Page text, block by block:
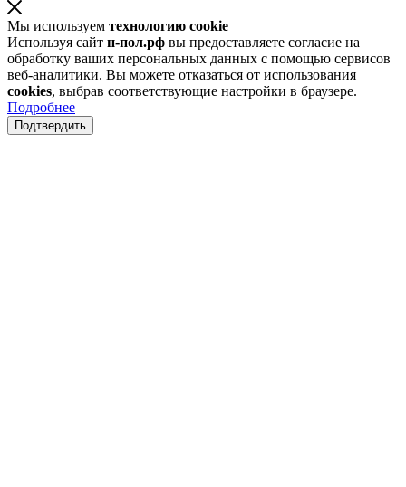
Мы используем технологию cookie
Используя сайт н-пол.рф вы предоставляете согласие на
обработку ваших персональных данных с помощью сервисов
веб-аналитики. Вы можете отказаться от использования
cookies, выбрав соответствующие настройки в браузере.
Подробнее
Подтвердить